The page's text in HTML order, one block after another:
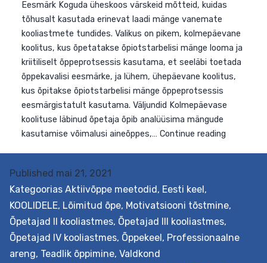
Eesmärk Koguda üheskoos värskeid mõtteid, kuidas
tõhusalt kasutada erinevat laadi mänge vanemate
kooliastmete tundides. Valikus on pikem, kolmepäevane
koolitus, kus õpetatakse õpiotstarbelisi mänge looma
kus õpitakse õpiotstarbelisi mänge õppeprotsessis
eesmärgistatult kasutama. Väljundid Kolmepäevase
koolituse läbinud õpetaja õpib analüüsima mängude
kasutamise võimalusi aineõppes,…Continue reading
Published mai 21, 2021
Kategoorias Aktiivõppe meetodid, Eesti keel,
KOOLIDELE, Lõimitud õpe, Motivatsiooni tõstmine,
Õpetajad II kooliastmes, Õpetajad III kooliastmes,
Õpetajad IV kooliastmes, Õppekeel, Professionaalne
areng, Teadlik õppimine, Valdkond